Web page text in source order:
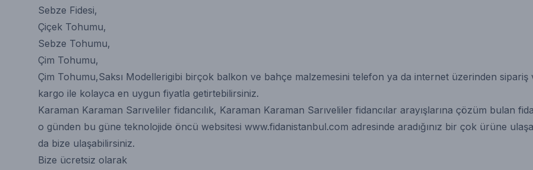
Sebze Fidesi,
Çiçek Tohumu,
Sebze Tohumu,
Çim Tohumu,
Çim Tohumu,Saksı Modellerigibi birçok balkon ve bahçe malzemesini telefon ya da internet üzerinden sipariş
kargo ile kolayca en uygun fiyatla getirtebilirsiniz.
Karaman Karaman Sarıveliler fidancılık, Karaman Karaman Sarıveliler fidancılar arayışlarına çözüm bulan
o günden bu güne teknolojide öncü websitesi www.fidanistanbul.com adresinde aradığınız bir çok ürüne
da bize ulaşabilirsiniz.
Bize ücretsiz olarak